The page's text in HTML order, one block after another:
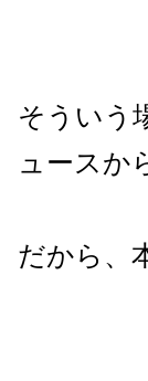
そういう
ュースか
だから、